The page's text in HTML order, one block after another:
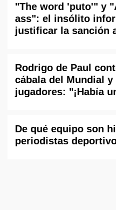
"The word 'puto'" y
ass": el insólito
justificar la sanción
Rodrigo de Paul
cábala del Mundial
jugadores: "¡Había
De qué equipo son
periodistas